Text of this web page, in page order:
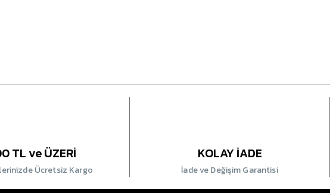
TL ve ÜZERİ
Ücretsiz Kargo
KOLAY İADE
İade ve Değişim Garantisi